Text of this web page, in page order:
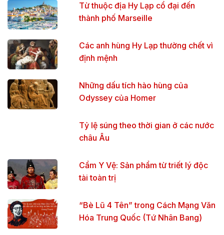
Từ thuộc địa Hy Lạp cổ đại đến
thành phố Marseille
Các anh hùng Hy Lạp thường chết vì
định mệnh
Những dấu tích hào hùng của
Odyssey của Homer
Tỷ lệ súng theo thời gian ở các nước
châu Âu
Cẩm Y Vệ: Sản phẩm từ triết lý độc
tài toàn trị
“Bè Lũ 4 Tên” trong Cách Mạng Văn
Hóa Trung Quốc (Tứ Nhân Bang)